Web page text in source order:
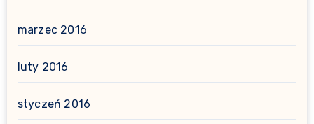
marzec 2016
luty 2016
styczeń 2016